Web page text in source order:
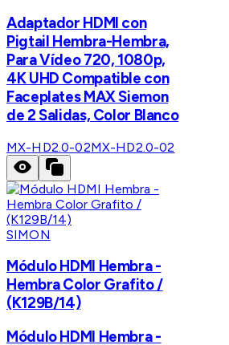
Adaptador HDMI con
Pigtail Hembra-Hembra,
Para Vídeo 720, 1080p,
4K UHD Compatible con
Faceplates MAX Siemon
de 2 Salidas, Color Blanco
MX-HD2.0-02MX-HD2.0-02
SIMON
Módulo HDMI Hembra -
Hembra Color Grafito /
(K129B/14)
Módulo HDMI Hembra -